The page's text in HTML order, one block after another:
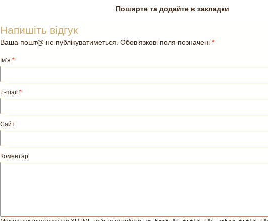
Поширте та додайте в закладки
Напишіть відгук
Ваша пошт@ не публікуватиметься. Обов’язкові поля позначені *
Ім’я *
E-mail *
Сайт
Коментар